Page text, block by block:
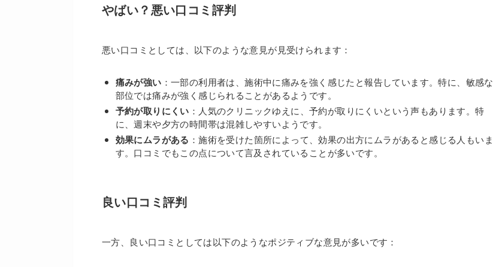
やばい？悪い口コミ評判
悪い口コミとしては、以下のような意見が見受けられます：
痛みが強い ：一部の利用者は、施術中に痛みを強く感じたと報告しています。特に、敏感な
部位では痛みが強く感じられることがあるようです。
予約が取りにくい ：人気のクリニックゆえに、予約が取りにくいという声もあります。特
に、週末や夕方の時間帯は混雑しやすいようです。
効果にムラがある ：施術を受けた箇所によって、効果の出方にムラがあると感じる人もいま
す。口コミでもこの点について言及されていることが多いです。
良い口コミ評判
一方、良い口コミとしては以下のようなポジティブな意見が多いです：